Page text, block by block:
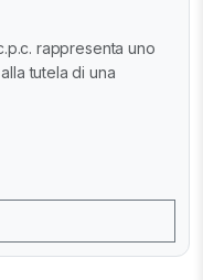
rappresenta uno
tutela di una